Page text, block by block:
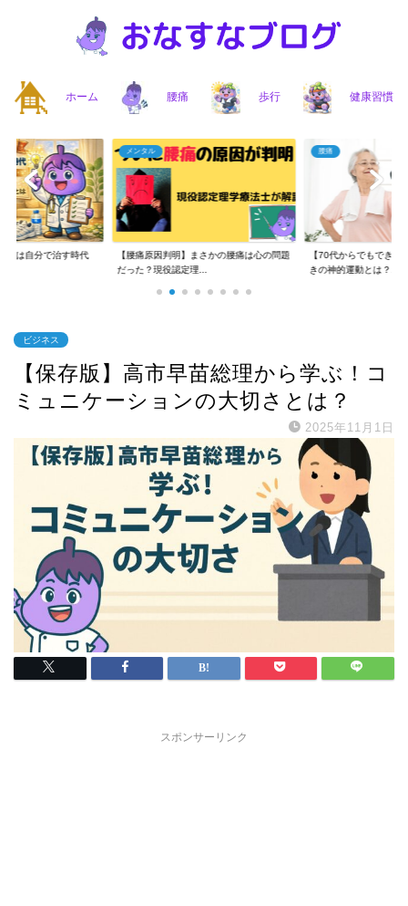
ホーム 腰痛 歩行 健康習慣
痛は自分で治す時代
メンタル
【腰痛原因判明】まさかの腰痛は心の問題
だった？現役認定理...
腰痛
【70代からでもできる
きの神的運動とは？...
ビジネス
【保存版】高市早苗総理から学ぶ！コ
ミュニケーションの大切さとは？
2025年11月1日
スポンサーリンク